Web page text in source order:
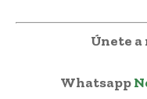
Únete
Whatsapp